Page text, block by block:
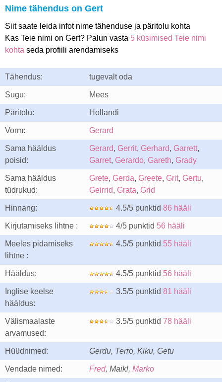
Nime tähendus on Gert
Siit saate leida infot nime tähenduse ja päritolu kohta
Kas Teie nimi on Gert? Palun vasta 5 küsimised Teie nimi
kohta seda profiili arendamiseks
Tähendus: tugevalt oda
Sugu: Mees
Päritolu: Hollandi
Vorm: Gerard
Sama hääldus
poisid:
Gerard, Gerrit, Gerhard, Garrett,
Garret, Gerardo, Gareth, Grady
Sama hääldus
tüdrukud:
Grete, Gerda, Greete, Grit, Gertu,
Geirrid, Grata, Grid
Hinnang: 4.5/5 punktid 86 hääli
Kirjutamiseks lihtne : 4/5 punktid 56 hääli
Meeles pidamiseks
lihtne :
4.5/5 punktid 55 hääli
Hääldus: 4.5/5 punktid 56 hääli
Inglise keelse
hääldus:
3.5/5 punktid 81 hääli
Välismaalaste
arvamused:
3.5/5 punktid 78 hääli
Hüüdnimed: Gerdu, Terro, Kiku, Getu
Vendade nimed: Fred, Maikl, Marko